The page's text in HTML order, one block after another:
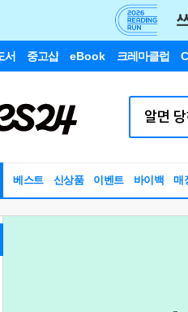
서 중고샵 eBook 크레마클럽
베스트 신상품 이벤트 바이백 매